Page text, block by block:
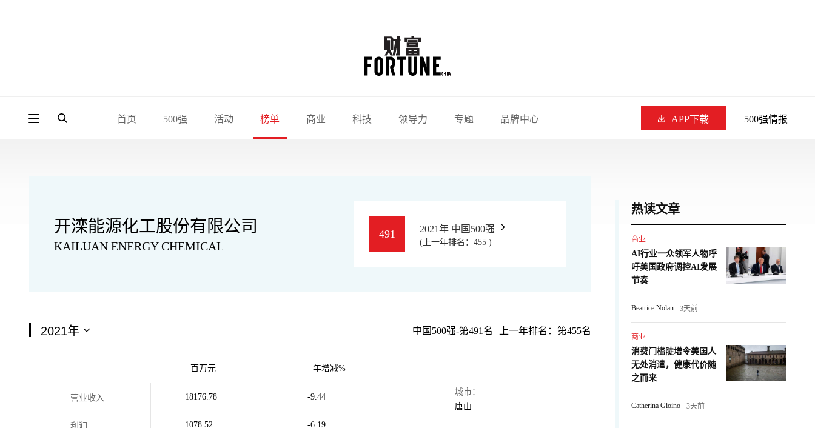
首页 500强 活动 榜单 商业 科技 领导力 专题 品牌中心 APP下载 500强情报
开滦能源化工股份有限公司
KAILUAN ENERGY CHEMICAL
491 2021年 中国500强
(上一年排名：455 )
中国500强-第491名 上一年排名：第455名
百万元 年增减%
营业收入 18176.78 -9.44
利润 1078.52 -6.19
城市：
唐山
热读文章
商业
AI行业一众领军人物呼
吁美国政府调控AI发展
节奏
Beatrice Nolan 3天前
商业
消费门槛陡增令美国人
无处消遣，健康代价随
之而来
Catherina Gioino 3天前